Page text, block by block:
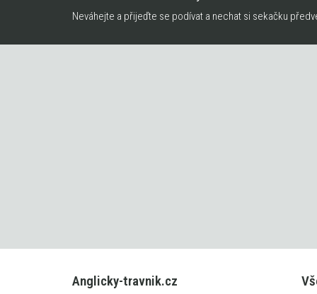
Neváhejte a přijeďte se podívat a nechat si sekačku
Anglicky-travnik.cz